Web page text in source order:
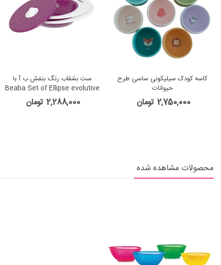
کاسه کودک سیلیکونی ساسی طرح
حیوانات
2,750,000 تومان
ست بشقاب رنگ بنفش ب آ با
Beaba Set of Ellipse evolutive
plates
2,288,000 تومان
محصولات مشاهده شده